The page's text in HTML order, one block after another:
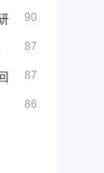
90
87
87
86